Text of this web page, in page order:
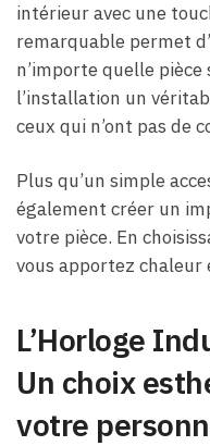
intérieur avec une
remarquable permet
n’importe quelle
l’installation un
ceux qui n’ont pas de
Plus qu’un simple
également créer un
votre pièce. En
vous apportez chaleur
L’Horloge
Un choix
votre